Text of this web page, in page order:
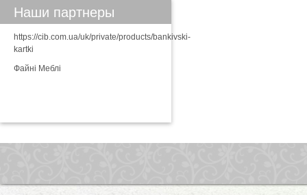
Наши партнеры
https://cib.com.ua/uk/private/products/bankivski-
kartki
Файні Меблі